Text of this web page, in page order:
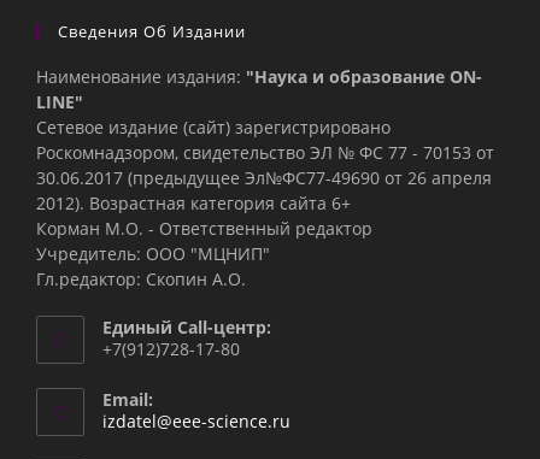
Сведения Об Издании
Наименование издания: "Наука и образование ON-
LINE"
Сетевое издание (сайт) зарегистрировано
Роскомнадзором, свидетельство ЭЛ № ФС 77 - 70153 от
30.06.2017 (предыдущее Эл№ФC77-49690 от 26 апреля
2012). Возрастная категория сайта 6+
Корман М.О. - Ответственный редактор
Учредитель: ООО "МЦНИП"
Гл.редактор: Скопин А.О.
Единый Call-центр:
+7(912)728-17-80
Email:
izdatel@eee-science.ru